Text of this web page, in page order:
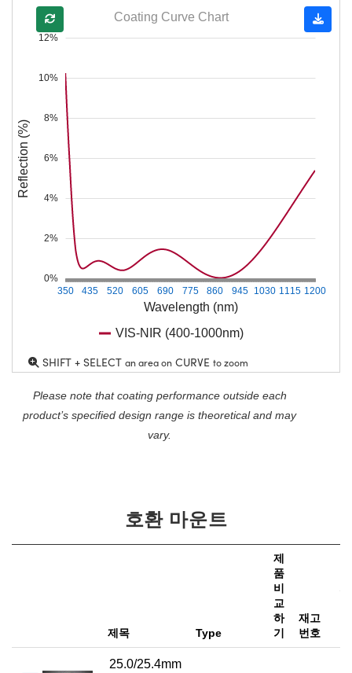
Wavelength (nm)
350 435 520 605 690 775 860 945 1030 1115 1200
0%
2%
4%
6%
8%
10%
12%
Reflection (%)
Coating Curve Chart
VIS-NIR (400-1000nm)
SHIFT + SELECT an area on CURVE to zoom
Please note that coating performance outside each
product’s specified design range is theoretical and may
vary.
호환 마운트
제목 Type
제
품
비
교
하
기
재고
번호
25.0/25.4mm